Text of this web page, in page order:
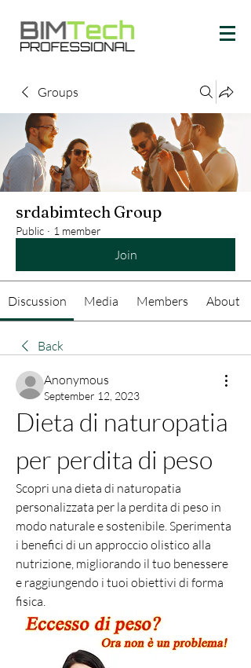
Groups
srdabimtech Group
Public · 1 member
Join
Discussion Media Members About
Back
Anonymous
September 12, 2023
Dieta di naturopatia
per perdita di peso
Scopri una dieta di naturopatia
personalizzata per la perdita di peso in
modo naturale e sostenibile. Sperimenta
i benefici di un approccio olistico alla
nutrizione, migliorando il tuo benessere
e raggiungendo i tuoi obiettivi di forma
fisica.